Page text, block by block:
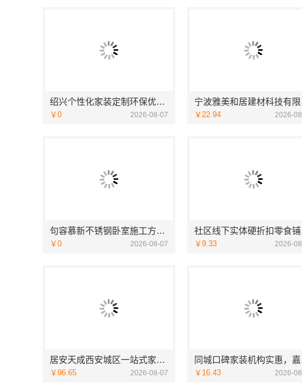
绍兴个性化家装定制环保优质材料，绍兴卓鑫装饰材料有限公司
￥0 2026-08-07 ￥22.94 2026-
句容慕新不锈钢卧室施工方案哪家强
￥0 2026-08-07 ￥9.33 2026-
居安天成西安城区一站式家装设计，毛坯房自有施工队
￥96.65 2026-08-07 ￥16.43 2026-